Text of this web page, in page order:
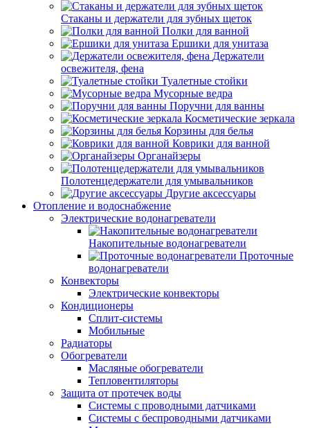
Стаканы и держатели для зубных щеток
Полки для ванной
Ершики для унитаза
Держатели
освежителя, фена
Туалетные стойки
Мусорные ведра
Поручни для ванны
Косметические зеркала
Корзины для белья
Коврики для ванной
Органайзеры
Полотенцедержатели для умывальников
Другие аксессуары
Отопление и водоснабжение
Электрические водонагреватели
Накопительные водонагреватели
Проточные
водонагреватели
Конвекторы
Электрические конвекторы
Кондиционеры
Сплит-системы
Мобильные
Радиаторы
Обогреватели
Масляные обогреватели
Тепловентиляторы
Защита от протечек воды
Системы с проводными датчиками
Системы с беспроводными датчиками